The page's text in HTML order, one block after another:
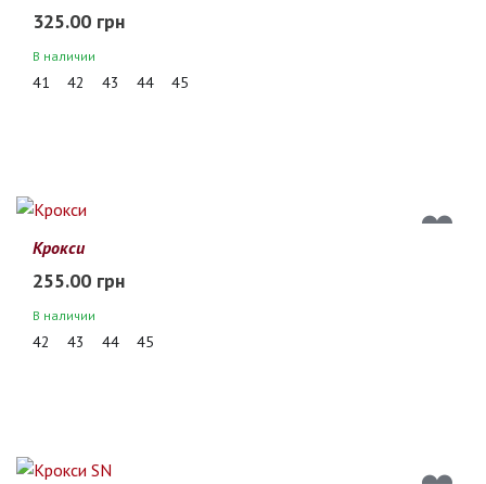
325.00 грн
В наличии
41 42 43 44 45
Крокси
255.00 грн
В наличии
42 43 44 45